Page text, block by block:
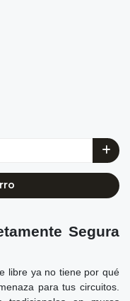
Segura
libre ya no tiene por qué
para tus circuitos.